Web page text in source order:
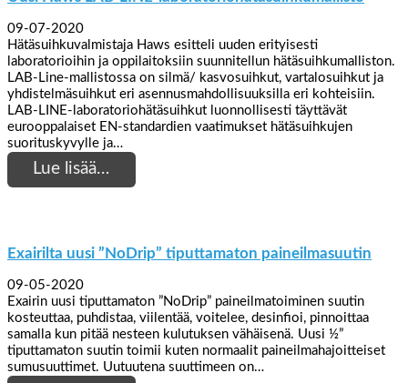
09-07-2020
Hätäsuihkuvalmistaja Haws esitteli uuden erityisesti
laboratorioihin ja oppilaitoksiin suunnitellun hätäsuihkumalliston.
LAB-Line-mallistossa on silmä/ kasvosuihkut, vartalosuihkut ja
yhdistelmäsuihkut eri asennusmahdollisuuksilla eri kohteisiin.
LAB-LINE-laboratoriohätäsuihkut luonnollisesti täyttävät
eurooppalaiset EN-standardien vaatimukset hätäsuihkujen
suorituskyvylle ja…
Lue lisää…
Exairilta uusi ”NoDrip” tiputtamaton paineilmasuutin
09-05-2020
Exairin uusi tiputtamaton ”NoDrip” paineilmatoiminen suutin
kosteuttaa, puhdistaa, viilentää, voitelee, desinfioi, pinnoittaa
samalla kun pitää nesteen kulutuksen vähäisenä. Uusi ½”
tiputtamaton suutin toimii kuten normaalit paineilmahajoitteiset
sumusuuttimet. Uutuutena suuttimeen on…